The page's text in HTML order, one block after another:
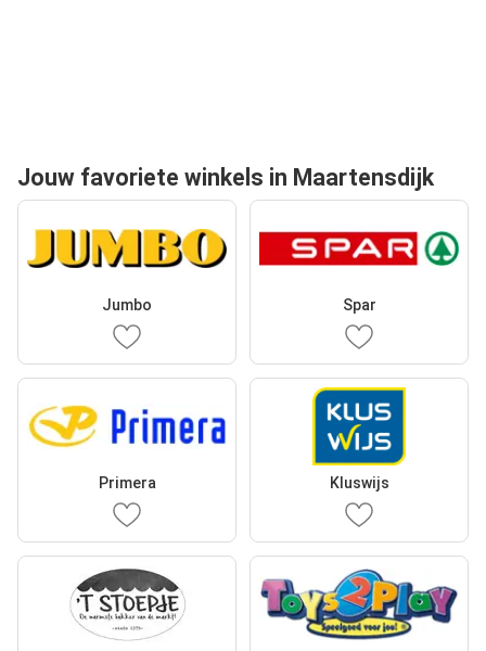
Jouw favoriete winkels in Maartensdijk
Jumbo Spar
Primera Kluswijs